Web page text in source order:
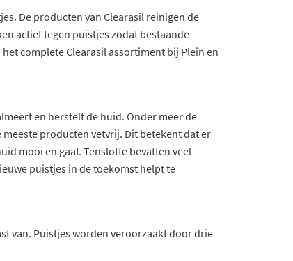
De producten van Clearasil reinigen de
actief tegen puistjes zodat bestaande
complete Clearasil assortiment bij Plein en
en herstelt de huid. Onder meer de
meeste producten vetvrij. Dit betekent dat er
mooi en gaaf. Tenslotte bevatten veel
puistjes in de toekomst helpt te
van. Puistjes worden veroorzaakt door drie